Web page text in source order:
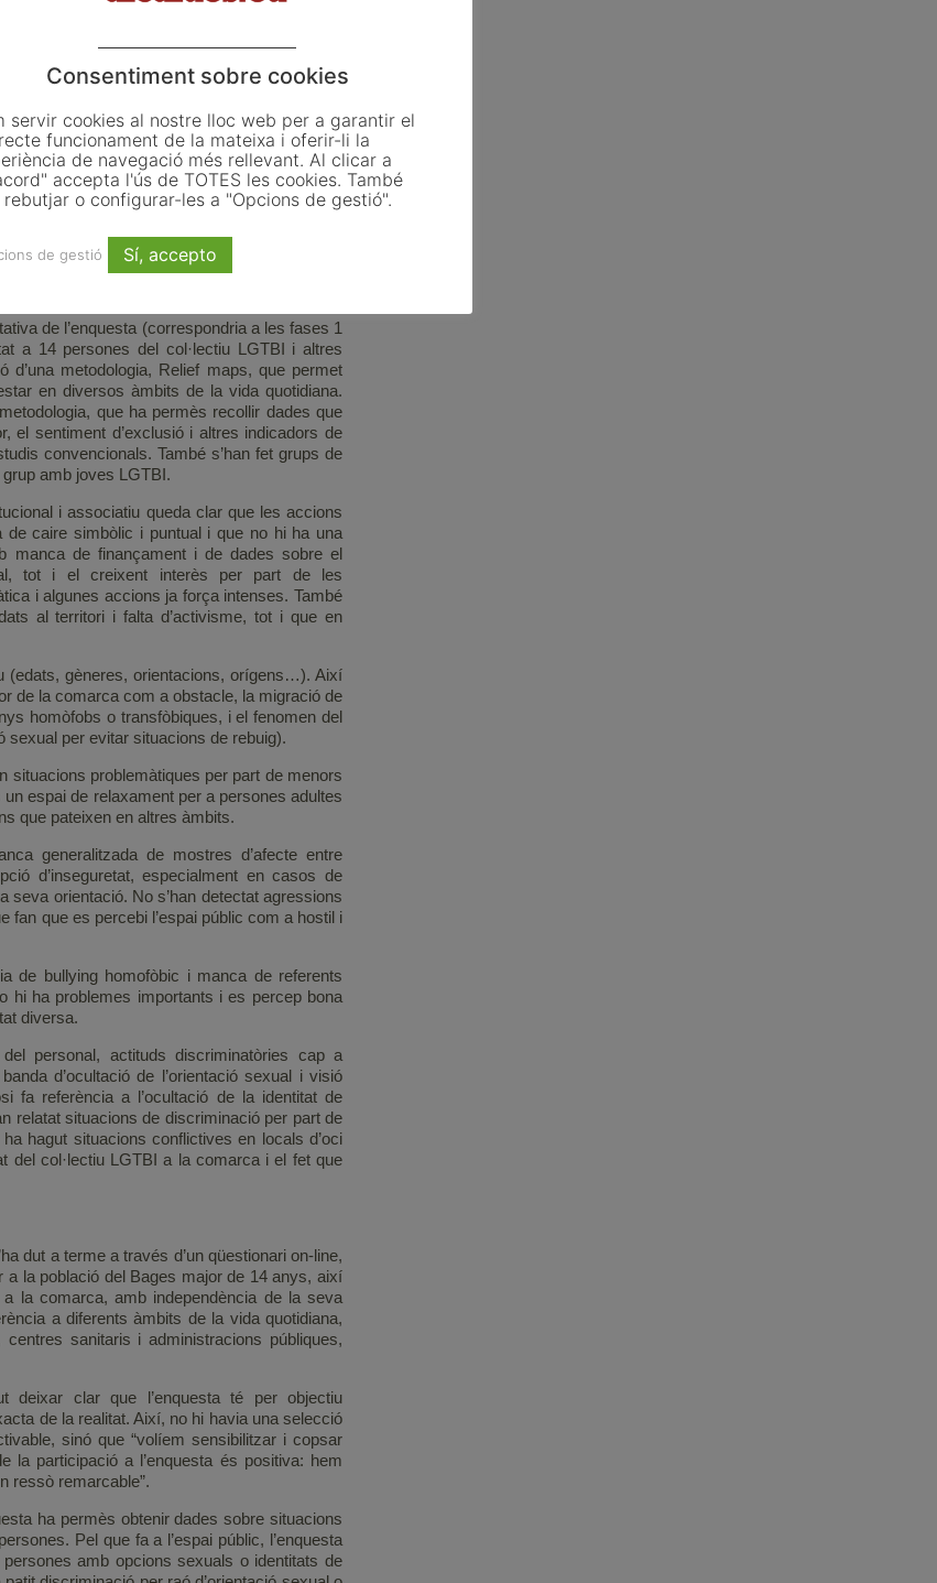
per raó d’orientació sexual o identitat
per oferir solucions a una situació de
La manca de col·lectius que hagin
institucionals, d’estudis sobre la situació i
inicial en relació a altres poblacions. Si bé hi
a centrar-se en l’àrea metropolitana o en
mitjans i petits, i comarques com el
urgent però també permet veure’n resultats
propiciar un canvi.
de l’enquesta (correspondria a les fases 1
a 14 persones del col·lectiu LGTBI i altres
metodologia, Relief maps, que permet
en diversos àmbits de la vida quotidiana.
que ha permès recollir dades que
el sentiment d’exclusió i altres indicadors de
convencionals. També s’han fet grups de
amb joves LGTBI.
i associatiu queda clar que les accions
caire simbòlic i puntual i que no hi ha una
manca de finançament i de dades sobre el
tot i el creixent interès per part de les
i algunes accions ja força intenses. També
al territori i falta d’activisme, tot i que en
(edats, gèneres, orientacions, orígens…). Així
de la comarca com a obstacle, la migració de
homòfobs o transfòbiques, i el fenomen del
sexual per evitar situacions de rebuig).
situacions problemàtiques per part de menors
espai de relaxament per a persones adultes
que pateixen en altres àmbits.
generalitzada de mostres d’afecte entre
d’inseguretat, especialment en casos de
orientació. No s’han detectat agressions
que es percebi l’espai públic com a hostil i
de bullying homofòbic i manca de referents
hi ha problemes importants i es percep bona
diversa.
personal, actituds discriminatòries cap a
d’ocultació de l’orientació sexual i visió
fa referència a l’ocultació de la identitat de
relatat situacions de discriminació per part de
hagut situacions conflictives en locals d’oci
del col·lectiu LGTBI a la comarca i el fet que
dut a terme a través d’un qüestionari on-line,
a la població del Bages major de 14 anys, així
la comarca, amb independència de la seva
a diferents àmbits de la vida quotidiana,
sanitaris i administracions públiques,
deixar clar que l’enquesta té per objectiu
de la realitat. Així, no hi havia una selecció
sinó que “volíem sensibilitzar i copsar
la participació a l’enquesta és positiva: hem
ressò remarcable”.
ha permès obtenir dades sobre situacions
Pel que fa a l’espai públic, l’enquesta
amb opcions sexuals o identitats de
Consentiment sobre cookies
servir cookies al nostre lloc web per a garantir el
funcionament de la mateixa i oferir-li la
de navegació més rellevant. Al clicar a
accepta l'ús de TOTES les cookies. També
o configurar-les a "Opcions de gestió".
de gestió Sí, accepto